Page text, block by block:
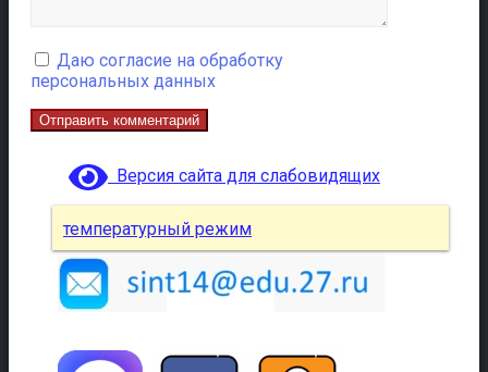
Даю согласие на обработку
персональных данных
Версия сайта для слабовидящих
температурный режим